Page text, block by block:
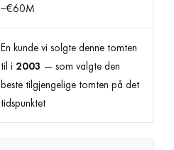
~€60M
En kunde vi solgte denne tomten
til i 2003 — som valgte den
beste tilgjengelige tomten på det
tidspunktet